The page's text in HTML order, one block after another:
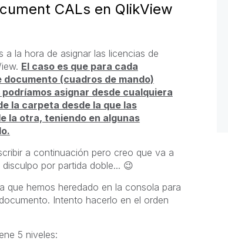
CALs en QlikView
la hora de asignar las licencias de
El caso es que para cada
(cuadros de mando)
asignar desde cualquiera
la carpeta desde la que las
la otra, teniendo en algunas
a continuación pero creo que va a
por partida doble... 😉
que hemos heredado en la consola para
Intento hacerlo en el orden
5 niveles: